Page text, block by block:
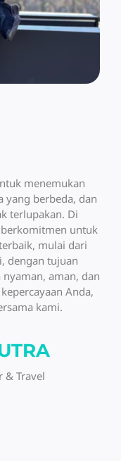
menemukan
yang berbeda, dan
terlupakan. Di
untuk
mulai dari
dengan tujuan
aman, dan
Anda,
kami.
& Travel